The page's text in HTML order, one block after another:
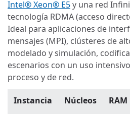
Intel® Xeon® E5y una red
tecnología RDMA (acceso
Ideal para aplicaciones de
mensajes (MPI), clústeres de
modelado y simulación,
escenarios con un uso
proceso y de red.
Instancia Núcleos RAM